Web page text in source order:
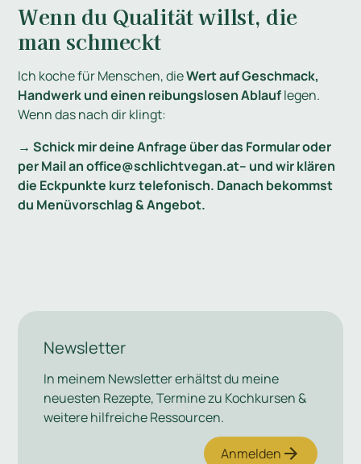
Wenn du Qualität willst, die
man schmeckt
Ich koche für Menschen, dieWert auf Geschmack,
Handwerk und einen reibungslosen Ablauflegen.
Wenn das nach dir klingt:
→ Schick mir deine Anfrage über das Formular oder
per Mail an office@schlichtvegan.at– und wir klären
die Eckpunkte kurz telefonisch. Danach bekommst
du Menüvorschlag & Angebot.
Newsletter
In meinem Newsletter erhältst du meine
neuesten Rezepte, Termine zu Kochkursen &
weitere hilfreiche Ressourcen.
Anmelden